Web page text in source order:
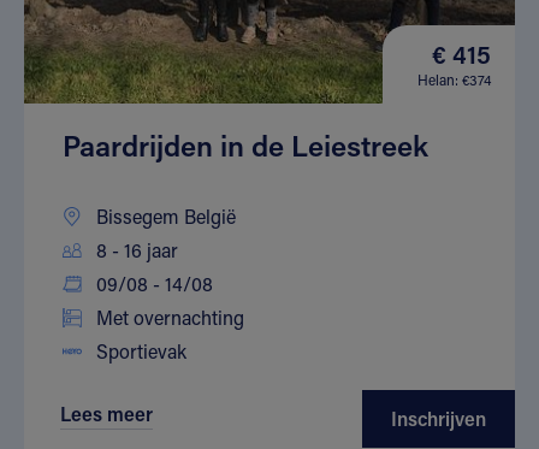
€ 415
Helan: €374
Paardrijden in de Leiestreek
Bissegem België
8 - 16 jaar
09/08 - 14/08
Met overnachting
Sportievak
Lees meer Inschrijven